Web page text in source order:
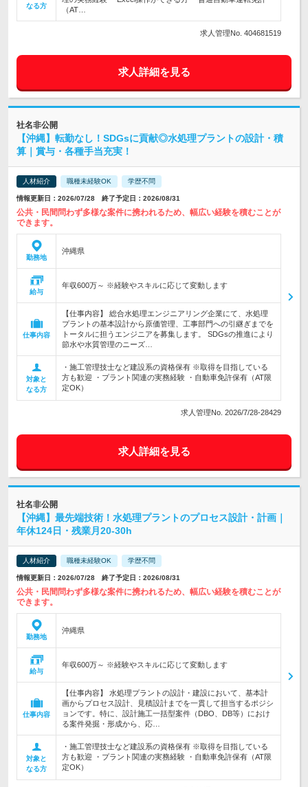
なる方
（AT…
求人管理No. 404681519
求人詳細を見る
社名非公開
【沖縄】転勤なし！SDGsに貢献◎水処理プラントの設計・積
算｜賞与・各種手当充実！
人材紹介 職種未経験OK 学歴不問
情報更新日：2026/07/28 終了予定日：2026/08/31
公共・民間問わず多様な案件に携われるため、幅広い経験を積むことが
できます。
勤務地
沖縄県
給与
年収600万～ ※経験やスキルに応じて変動します
仕事内容
【仕事内容】 総合水処理エンジニアリング企業にて、水処理
プラントの基本設計から原価管理、工事部門への引継ぎまでを
トータルに担うエンジニアを募集します。 SDGsの推進により
節水や水質管理のニーズ…
対象と
なる方
・施工管理技士など建設系の資格保有 ※取得を目指している
方も歓迎 ・プラント関連の実務経験 ・自動車免許保有（AT限
定OK）
求人管理No. 2026/7/28-28429
求人詳細を見る
社名非公開
【沖縄】最先端技術！水処理プラントのプロセス設計・計画｜
年休124日・残業月20-30h
人材紹介 職種未経験OK 学歴不問
情報更新日：2026/07/28 終了予定日：2026/08/31
公共・民間問わず多様な案件に携われるため、幅広い経験を積むことが
できます。
勤務地
沖縄県
給与
年収600万～ ※経験やスキルに応じて変動します
仕事内容
【仕事内容】 水処理プラントの設計・建設において、基本計
画からプロセス設計、見積設計までを一貫して担当するポジシ
ョンです。特に、設計施工一括型案件（DBO、DB等）におけ
る案件発掘・形成から、応…
対象と
なる方
・施工管理技士など建設系の資格保有 ※取得を目指している
方も歓迎 ・プラント関連の実務経験 ・自動車免許保有（AT限
定OK）